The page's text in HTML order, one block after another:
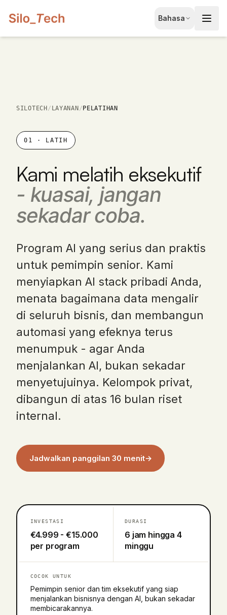
Bahasa
EN
Pesan Konsultasi Gratis
SILOTECH / LAYANAN / PELATIHAN
01 · LATIH
Kami melatih eksekutif
- kuasai, jangan
sekadar coba.
Program AI yang serius dan praktis
untuk pemimpin senior. Kami
menyiapkan AI stack pribadi Anda,
menata bagaimana data mengalir
di seluruh bisnis, dan membangun
automasi yang efeknya terus
menumpuk - agar Anda
menjalankan AI, bukan sekadar
menyetujuinya. Kelompok privat,
dibangun di atas 16 bulan riset
internal.
Jadwalkan panggilan 30 menit→
INVESTASI
€4.999 - €15.000
per program
DURASI
6 jam hingga 4
minggu
COCOK UNTUK
Pemimpin senior dan tim eksekutif yang siap
menjalankan bisnisnya dengan AI, bukan sekadar
membicarakannya.